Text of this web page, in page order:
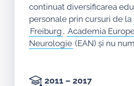
continuat diversificarea
personale prin cursuri de la
Freiburg , Academia
Neurologie (EAN) și nu
2011 – 2017